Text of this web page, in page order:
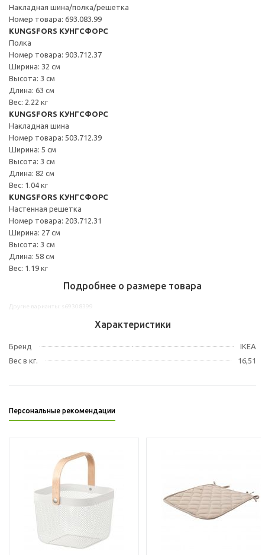
Накладная шина/полка/решетка
Номер товара: 693.083.99
KUNGSFORS КУНГСФОРС
Полка
Номер товара: 903.712.37
Ширина: 32 см
Высота: 3 см
Длина: 63 см
Вес: 2.22 кг
KUNGSFORS КУНГСФОРС
Накладная шина
Номер товара: 503.712.39
Ширина: 5 см
Высота: 3 см
Длина: 82 см
Вес: 1.04 кг
KUNGSFORS КУНГСФОРС
Настенная решетка
Номер товара: 203.712.31
Ширина: 27 см
Высота: 3 см
Длина: 58 см
Вес: 1.19 кг
Подробнее о размере товара
Характеристики
Бренд
IKEA
Вес в кг.
16,51
Персональные рекомендации